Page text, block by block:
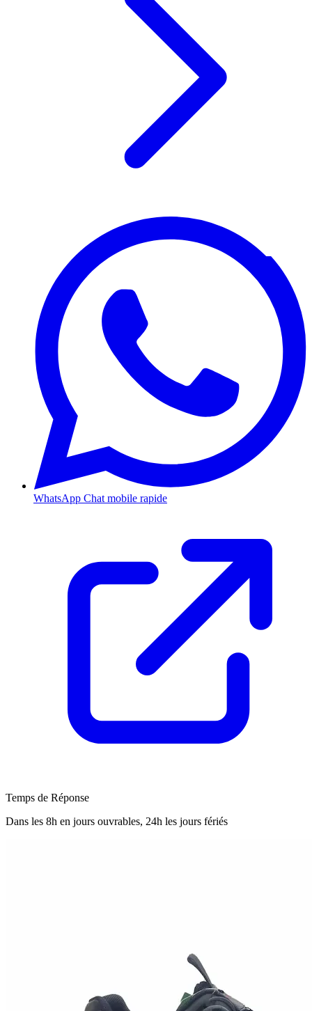
WhatsApp Chat mobile rapide
Temps de Réponse
Dans les 8h en jours ouvrables, 24h les jours fériés